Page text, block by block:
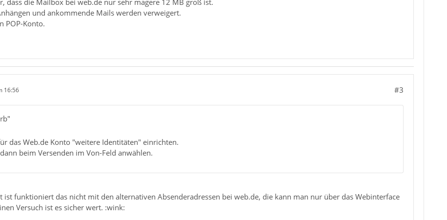
dass die Mailbox bei web.de nur sehr magere 12 MB groß ist.
und ankommende Mails werden verweigert.
POP-Konto.
16:56 #3
das Web.de Konto "weitere Identitäten" einrichten.
beim Versenden im Von-Feld anwählen.
ist funktioniert das nicht mit den alternativen Absenderadressen bei web.de, die kann man nur über das Webinterface
Versuch ist es sicher wert. :wink: